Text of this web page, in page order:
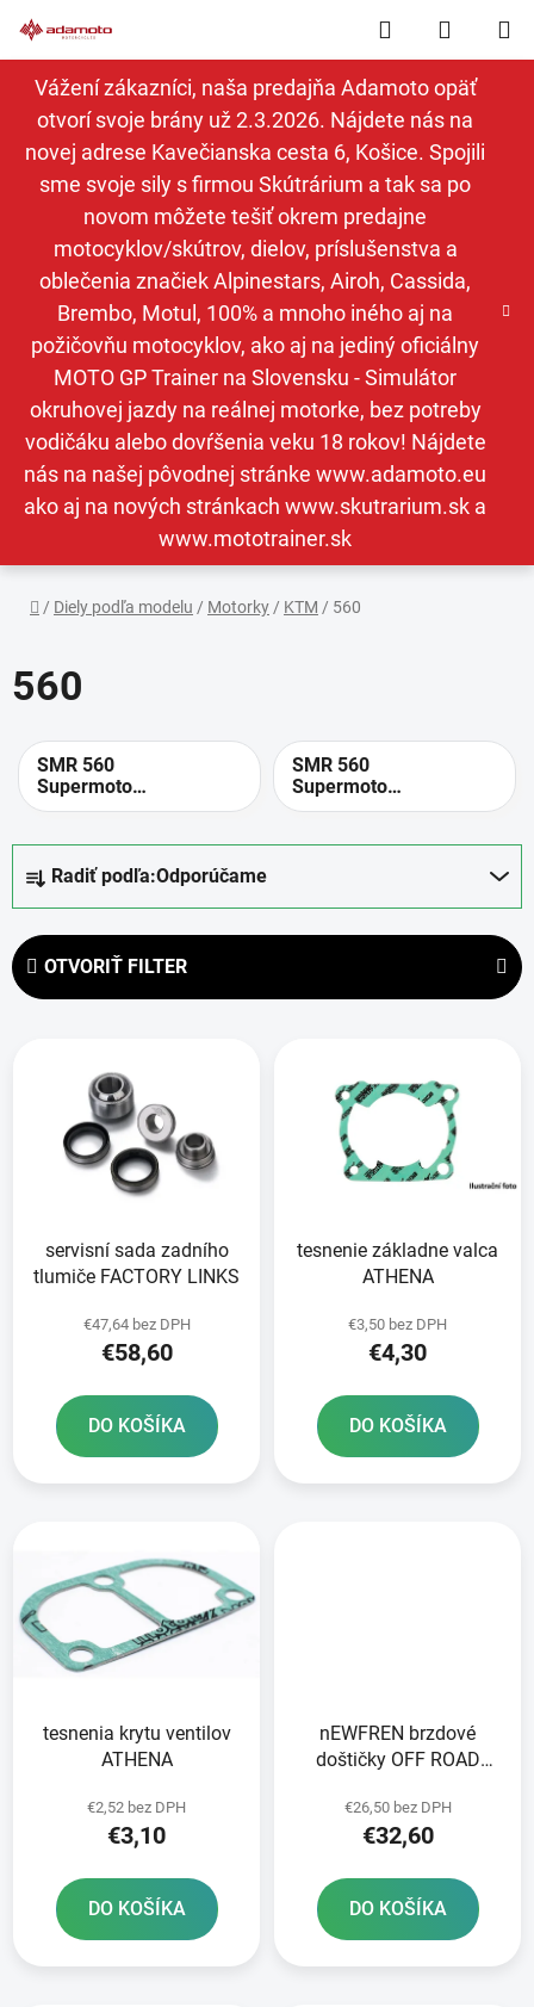
na
obsah
Vážení zákazníci, naša predajňa Adamoto opäť
otvorí svoje brány už 2.3.2026. Nájdete nás na
novej adrese Kavečianska cesta 6, Košice. Spojili
sme svoje sily s firmou Skútrárium a tak sa po
novom môžete tešiť okrem predajne
motocyklov/skútrov, dielov, príslušenstva a
oblečenia značiek Alpinestars, Airoh, Cassida,
Brembo, Motul, 100% a mnoho iného aj na
požičovňu motocyklov, ako aj na jediný oficiálny
MOTO GP Trainer na Slovensku - Simulátor
okruhovej jazdy na reálnej motorke, bez potreby
vodičáku alebo dovŕšenia veku 18 rokov! Nájdete
nás na našej pôvodnej stránke www.adamoto.eu
ako aj na nových stránkach www.skutrarium.sk a
www.mototrainer.sk
Hľadať
KOŠÍK
Domov
/ Diely podľa modelu / Motorky / KTM / 560
560
SMR 560
Supermoto
[2006]
SMR 560
Supermoto
[2007]
e
n
Radiť podľa:Odporúčame
OTVORIŤ FILTER
servisní sada zadního
tlumiče FACTORY LINKS
€47,64 bez DPH
€58,60
DO KOŠÍKA
tesnenie základne valca
ATHENA
€3,50 bez DPH
€4,30
DO KOŠÍKA
tesnenia krytu ventilov
ATHENA
€2,52 bez DPH
€3,10
DO KOŠÍKA
nEWFREN brzdové
doštičky OFF ROAD
balení
€26,50 bez DPH
€32,60
DO KOŠÍKA